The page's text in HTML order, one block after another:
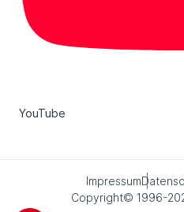
YouTube
Impressum
Copyright© 1996-